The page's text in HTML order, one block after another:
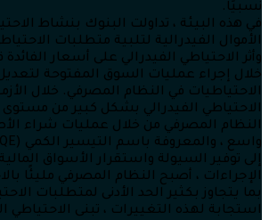
نسبيًا.
في هذه البيئة ، تداولت البنوك بنشاط
الأموال الفيدرالية لتلبية متطلبات
وأثر الاحتياطي الفيدرالي على أسعار
خلال إجراء عمليات السوق المفتوحة
الاحتياطيات في النظام المصرفي. خلال الأزمة
الاحتياطي الفيدرالي بشكل كبير من مستوى
النظام المصرفي من خلال عمليات شراء
إلى توفير السيولة واستقرار الأسواق
الإجراءات ، أصبح النظام المصرفي مليئًا
بما يتجاوز بكثير الحد الأدنى لمتطلبات
استجابة لهذه التغييرات ، تبنى الاحتياطي